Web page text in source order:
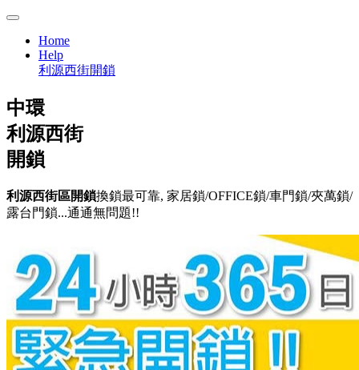
Home
Help
利源西街開鎖
中環
利源西街
開鎖
利源西街區開鎖換鎖最可靠, 家居鎖/OFFICE鎖/車門鎖/夾萬鎖/
露台門鎖...通通無問題!!